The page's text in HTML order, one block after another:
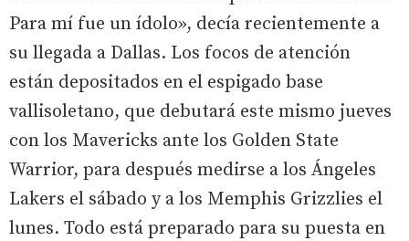
Para mí fue un ídolo», decía recientemente a
su llegada a Dallas. Los focos de atención
están depositados en el espigado base
vallisoletano, que debutará este mismo jueves
con los Mavericks ante los Golden State
Warrior, para después medirse a los Ángeles
Lakers el sábado y a los Memphis Grizzlies el
lunes. Todo está preparado para su puesta en